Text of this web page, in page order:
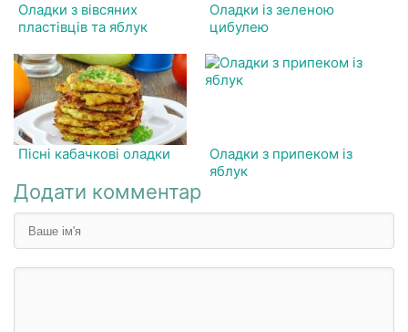
Оладки з вівсяних
пластівців та яблук
Оладки із зеленою
цибулею
Пісні кабачкові оладки
Оладки з припеком із
яблук
Додати комментар